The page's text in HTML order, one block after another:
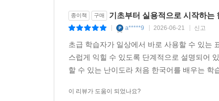
진행할 수 있습니다.
28개씩, 총 56개입니다. 또한 본 교재에서 제시
배워 바로 쓰는 세종학당 실용 한국어 2』의 경우
종이책 구매 기초부터 실용적으로 시작하는
a*****9 2026-06-21 신고
초급 학습자가 일상에서 바로 사용할 수 있는
스럽게 익힐 수 있도록 단계적으로 설명되어
할 수 있는 난이도라 처음 한국어를 배우는
이 리뷰가 도움이 되었나요?